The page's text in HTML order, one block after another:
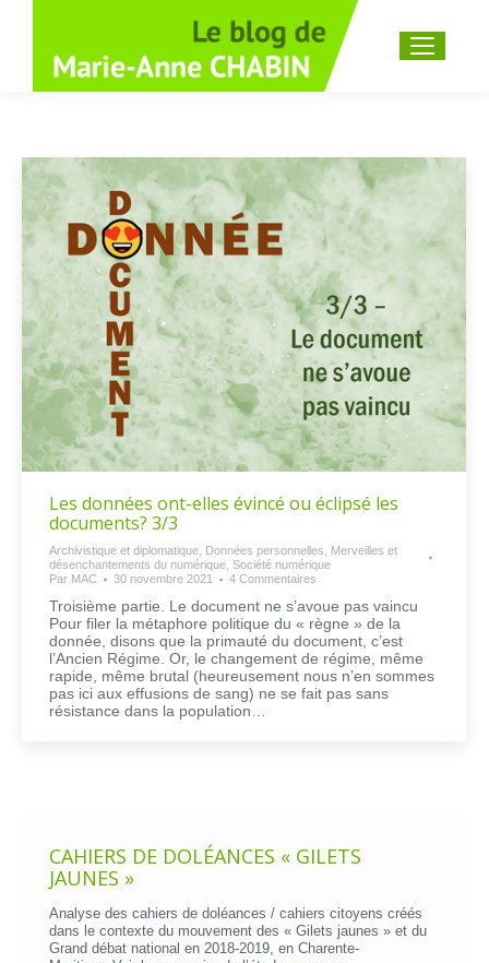
Recherche
Les données ont-elles évincé ou éclipsé les
documents? 3/3
Archivistique et diplomatique Données personnelles
Merveilles et
désenchantements du numérique Société numérique
Par MAC 30 novembre 2021 4 Commentaires
Troisième partie. Le document ne s’avoue pas vaincu
Pour filer la métaphore politique du « règne » de la
donnée, disons que la primauté du document, c’est
l’Ancien Régime. Or, le changement de régime, même
rapide, même brutal (heureusement nous n’en sommes
pas ici aux effusions de sang) ne se fait pas sans
résistance dans la population…
CAHIERS DE DOLÉANCES « GILETS
JAUNES »
Analyse des cahiers de doléances / cahiers citoyens créés
dans le contexte du mouvement des « Gilets jaunes » et du
Grand débat national en 2018-2019, en Charente-